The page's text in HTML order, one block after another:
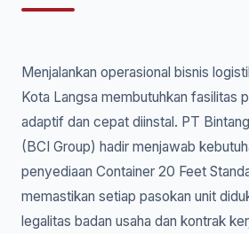
Menjalankan operasional bisnis
Kota Langsa membutuhkan fasilitas
adaptif dan cepat diinstal. PT
(BCI Group) hadir menjawab
penyediaan Container 20 Feet
memastikan setiap pasokan unit
legalitas badan usaha dan kontrak